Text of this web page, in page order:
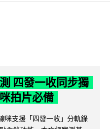
四發一收同步獨
拍片必備
咪支援「四發一收」分軌錄